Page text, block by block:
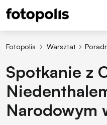
Fotopolis Warsztat
Spotkanie z
Narodowym